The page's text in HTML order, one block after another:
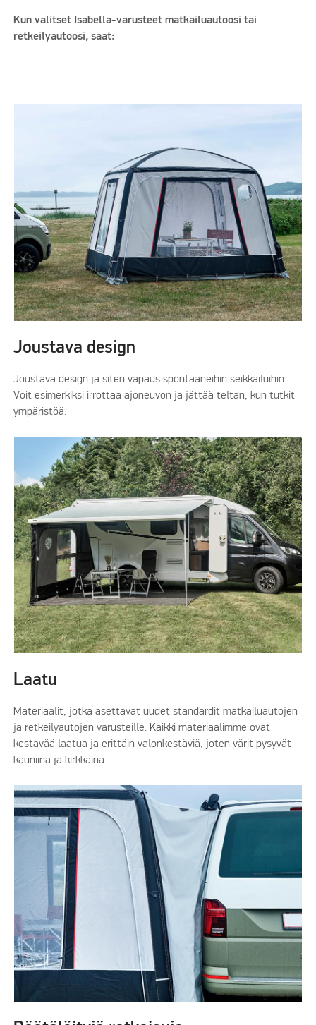
Kun valitset Isabella-varusteet matkailuautoosi tai
retkeilyautoosi, saat:
Joustava design
Joustava design ja siten vapaus spontaaneihin seikkailuihin.
Voit esimerkiksi irrottaa ajoneuvon ja jättää teltan, kun tutkit
ympäristöä.
Laatu
Materiaalit, jotka asettavat uudet standardit matkailuautojen
ja retkeilyautojen varusteille. Kaikki materiaalimme ovat
kestävää laatua ja erittäin valonkestäviä, joten värit pysyvät
kauniina ja kirkkaina.